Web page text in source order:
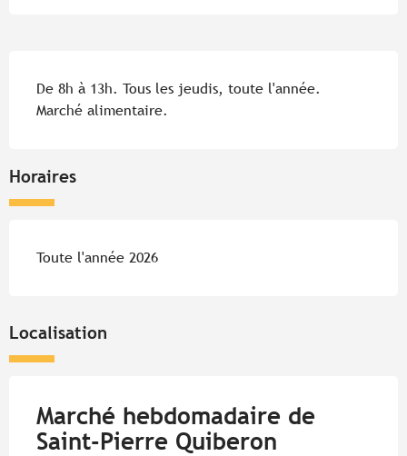
De 8h à 13h. Tous les jeudis, toute l'année.
Marché alimentaire.
Horaires
Toute l'année 2026
Localisation
Marché hebdomadaire de
Saint-Pierre Quiberon